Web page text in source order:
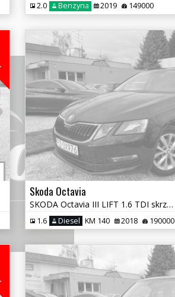
2.0 Benzyna 2019 149000
Skoda Octavia
SKODA Octavia III LIFT 1.6 TDI skrzynia DSG
1.6 Diesel KM 140 2018 190000